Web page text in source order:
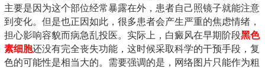
主要是因为这个部位经常暴露在外，患者自己照镜子就能注意
到变化。但是也正因如此，很多患者会产生严重的焦虑情绪，
担心影响容貌而病急乱投医。实际上，白癜风在早期阶段黑色
素细胞还没有完全丧失功能，这时候采取科学的干预手段，复
色的可能性是相当大的。需要强调的是，网络图片只能作为粗